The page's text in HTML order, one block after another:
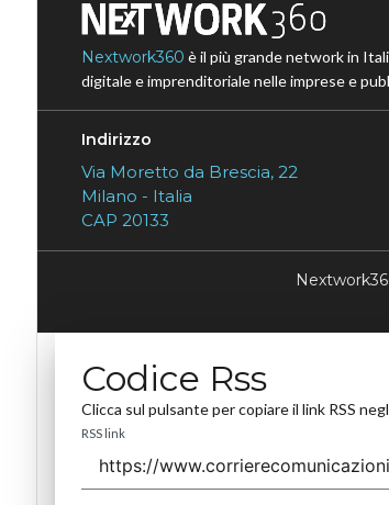
Nextwork360 è il più grande network in
digitale e imprenditoriale nelle imprese e
Indirizzo
Via Moretto da Brescia, 22
Milano - Italia
CAP 20133
Codice Rss
Clicca sul pulsante per copiare il link RSS
RSS link